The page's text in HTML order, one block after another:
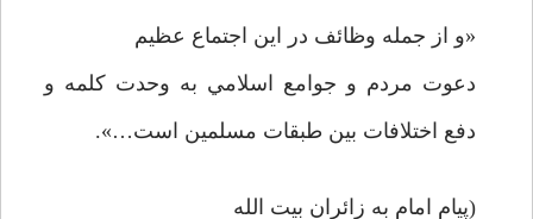
«و از جمله وظائف در اين اجتماع عظيم
دعوت مردم و جوامع اسلامي به وحدت كلمه و
دفع اختلافات بين طبقات مسلمين است…».
(پيام امام به زائران بيت الله